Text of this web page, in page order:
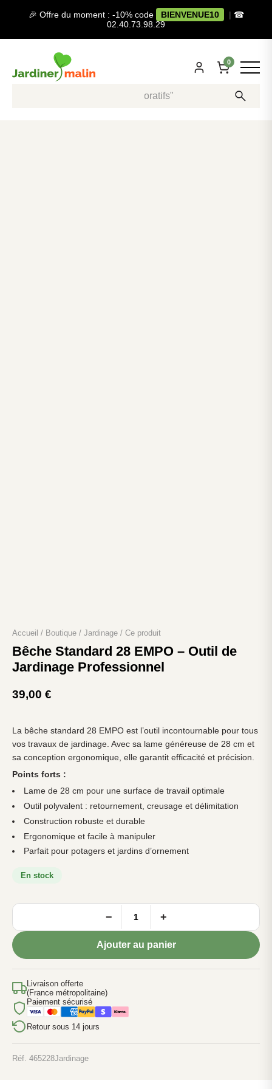
🎉 Offre du moment : -10% code BIENVENUE10 | ☎
02.40.73.98.29
Recherche, ex: "pots décoratifs"
0
Accueil / Boutique / Jardinage / Ce produit
Bêche Standard 28 EMPO – Outil de
Jardinage Professionnel
39,00 €
La bêche standard 28 EMPO est l’outil incontournable pour tous
vos travaux de jardinage. Avec sa lame généreuse de 28 cm et
sa conception ergonomique, elle garantit efficacité et précision.
Points forts :
Lame de 28 cm pour une surface de travail optimale
Outil polyvalent : retournement, creusage et délimitation
Construction robuste et durable
Ergonomique et facile à manipuler
Parfait pour potagers et jardins d’ornement
En stock
quantité
de
Bêche
− +
Ajouter au panier
Livraison offerte
(France métropolitaine)
Paiement sécurisé
Retour sous 14 jours
Réf. 465228Jardinage